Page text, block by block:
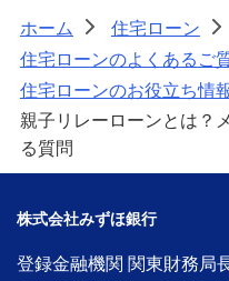
ホーム > 住宅ローン
>
住宅ローンのよくあるご
住宅ローンのお役立ち情
親子リレーローンとは？
る質問
株式会社みずほ銀行
登録金融機関 関東財務